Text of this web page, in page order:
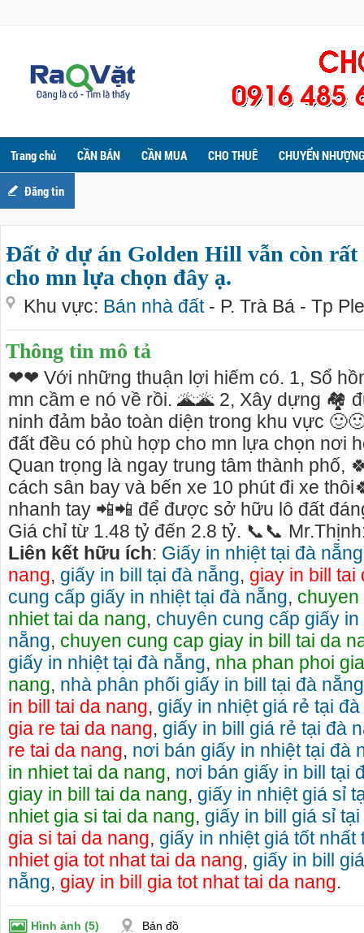
Trang chủ CẦN BÁN CẦN MUA CHO THUÊ CHUYỂN
Đăng tin
Đất ở dự án Golden Hill vẫn còn
cho mn lựa chọn đây ạ.
Khu vực: Bán nhà đất - P. Trà Bá - Tp
Thông tin mô tả
❤❤ Với những thuận lợi hiếm có. 1, Sổ
mn cầm e nó về rồi. 🌋🌋 2, Xây dựng 🏘
ninh đảm bảo toàn diện trong khu vực
đất đều có phù hợp cho mn lựa chọn nơi
Quan trọng là ngay trung tâm thành phố,
cách sân bay và bến xe 10 phút đi xe
nhanh tay 📲📲 để được sở hữu lô đất
Giá chỉ từ 1.48 tỷ đến 2.8 tỷ. 📞📞
Liên kết hữu ích: Giấy in nhiệt tại đà nẵng
nang, giấy in bill tại đà nẵng, giay in bill tai
cung cấp giấy in nhiệt tại đà nẵng, chuyen
nhiet tai da nang, chuyên cung cấp giấy in
nẵng, chuyen cung cap giay in bill tai da
giấy in nhiệt tại đà nẵng, nha phan phoi
nang, nhà phân phối giấy in bill tại đà nẵng
in bill tai da nang, giấy in nhiệt giá rẻ tại
gia re tai da nang, giấy in bill giá rẻ tại đà
re tai da nang, nơi bán giấy in nhiệt tại đà
in nhiet tai da nang, nơi bán giấy in bill tại
giay in bill tai da nang, giấy in nhiệt giá sỉ
nhiet gia si tai da nang, giấy in bill giá sỉ
gia si tai da nang, giấy in nhiệt giá tốt nhất
nhiet gia tot nhat tai da nang, giấy in bill
nẵng, giay in bill gia tot nhat tai da nang.
Hình ảnh (5) Bản đồ
Cho thuê xe du lịch
cho thuê xe xe lịch tại
Gọi ngay:
0868.15.3579 (Mr
- cty xe du lịch tại
thuê xe du lịch tại Gia
chỗ đến 45 chỗ.
thuê xe máy gia lai>> cho thuê xe máy tại
gia lai
thuê xe máy gia lai rất nhiều xe mới, đẹp,
trọng, phong phú về kiểu dáng